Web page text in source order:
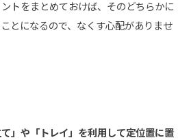
トをまとめておけば、そのどちらかに
とになるので、なくす心配がありませ
」や「トレイ」を利用して定位置に置